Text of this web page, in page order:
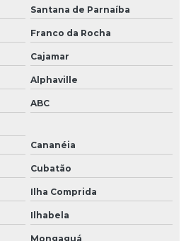
câmeras
em recife
acesso
Santana de Parnaíba
Franco da Rocha
Cajamar
Alphaville
ABC
Cananéia
Cubatão
Ilha Comprida
Ilhabela
Mongaguá